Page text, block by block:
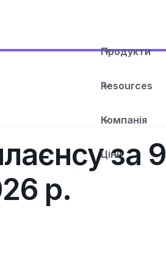
Продукти
Resources
Компанія
Ціни
за 9
р.